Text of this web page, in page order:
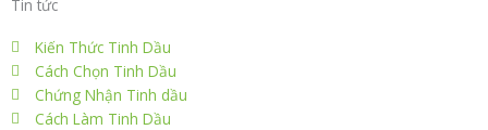
k n
c
e
Tin tức
Kiến Thức Tinh Dầu
Cách Chọn Tinh Dầu
Chứng Nhận Tinh dầu
Cách Làm Tinh Dầu